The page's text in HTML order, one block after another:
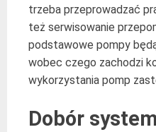
trzeba przeprowadzać
też serwisowanie
podstawowe pompy
wobec czego zachodzi
wykorzystania pomp
Dobór